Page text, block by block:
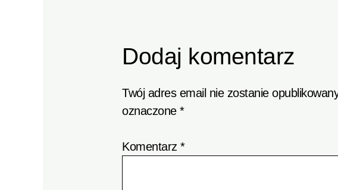
Dodaj komentarz
Twój adres email nie zostanie
oznaczone*
Komentarz*